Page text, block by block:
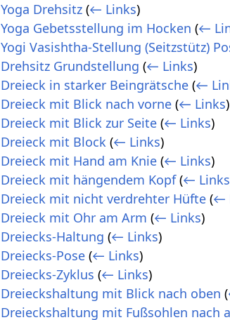
Yoga Drehsitz (← Links)
Yoga Gebetsstellung im Hocken (←
Yogi Vasishtha-Stellung (Seitzstütz)
Drehsitz Grundstellung (← Links)
Dreieck in starker Beingrätsche (←
Dreieck mit Blick nach vorne (← Links)
Dreieck mit Blick zur Seite (← Links)
Dreieck mit Block (← Links)
Dreieck mit Hand am Knie (← Links)
Dreieck mit hängendem Kopf (← Links
Dreieck mit nicht verdrehter Hüfte (←
Dreieck mit Ohr am Arm (← Links)
Dreiecks-Haltung (← Links)
Dreiecks-Pose (← Links)
Dreiecks-Zyklus (← Links)
Dreieckshaltung mit Blick nach oben (
Dreieckshaltung mit Fußsohlen nach